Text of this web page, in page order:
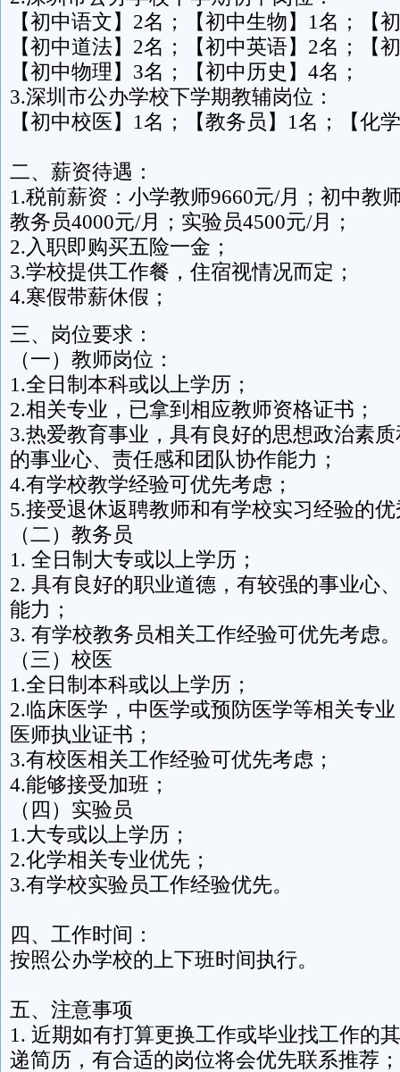
【初中语文】2名；【初中生物】1名；【
【初中道法】2名；【初中英语】2名；【
【初中物理】3名；【初中历史】4名；
3.深圳市公办学校下学期教辅岗位：
【初中校医】1名；【教务员】1名；【化
二、薪资待遇：
1.税前薪资：小学教师9660元/月；初中教
教务员4000元/月；实验员4500元/月；
2.入职即购买五险一金；
3.学校提供工作餐，住宿视情况而定；
4.寒假带薪休假；
三、岗位要求：
（一）教师岗位：
1.全日制本科或以上学历；
2.相关专业，已拿到相应教师资格证书；
3.热爱教育事业，具有良好的思想政治素
的事业心、责任感和团队协作能力；
4.有学校教学经验可优先考虑；
5.接受退休返聘教师和有学校实习经验的
（二）教务员
1. 全日制大专或以上学历；
2. 具有良好的职业道德，有较强的事业心
能力；
3. 有学校教务员相关工作经验可优先考虑。
（三）校医
1.全日制本科或以上学历；
2.临床医学，中医学或预防医学等相关专
医师执业证书；
3.有校医相关工作经验可优先考虑；
4.能够接受加班；
（四）实验员
1.大专或以上学历；
2.化学相关专业优先；
3.有学校实验员工作经验优先。
四、工作时间：
按照公办学校的上下班时间执行。
五、注意事项
1. 近期如有打算更换工作或毕业找工作的
递简历，有合适的岗位将会优先联系推荐；